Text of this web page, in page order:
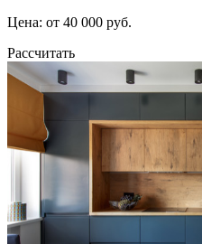
Цена: от 40 000 руб.
Рассчитать